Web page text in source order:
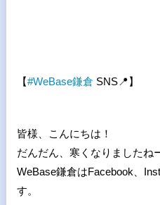
【#WeBase鎌倉 SNS📍】
皆様、こんにちは！
だんだん、寒くなりましたね
WeBase鎌倉はFacebook、
す。